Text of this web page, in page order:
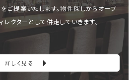
ご提案いたします。物件探しからオープ
クターとして併走していきます。
詳しく見る